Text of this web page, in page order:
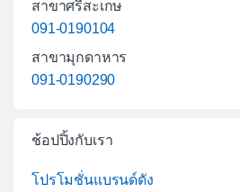
สาขาศรีสะเกษ
091-0190104
สาขามุกดาหาร
091-0190290
ช้อปปิ้งกับเรา
โปรโมชั่นแบรนด์ดัง